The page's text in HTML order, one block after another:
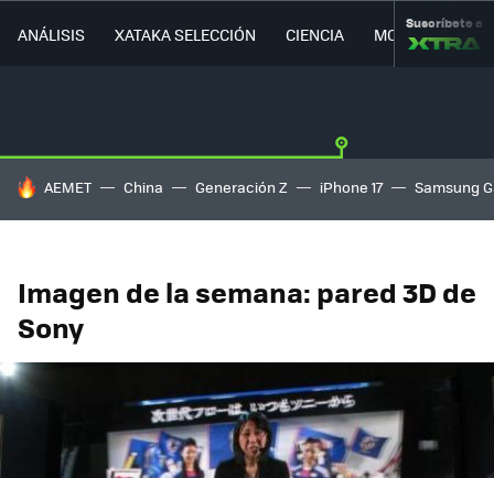
ANÁLISIS XATAKA SELECCIÓN CIENCIA MOVILIDAD
Suscríbete a
HOY SE HABLA DE
AEMET China Generación Z iPhone 17 Samsung
Imagen de la semana: pared 3D de
Sony